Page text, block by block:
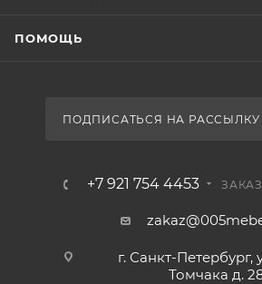
ПОМОЩЬ
ПОДПИСАТЬСЯ НА РАССЫЛКУ
+7 921 754 4453
г. Санкт-Петербург,
Томчака д.